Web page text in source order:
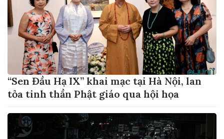
“Sen Đầu Hạ IX” khai mạc tại Hà Nội, lan
tỏa tinh thần Phật giáo qua hội họa